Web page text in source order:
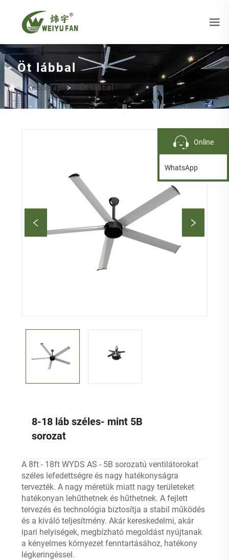
- Öt lábbal
Kezdőlap > Öt lábbal
8-18 láb széles- mint 5B
sorozat
A 8ft - 18ft WYDS AS - 5B sorozatú ventilátorokat
széles lefedettségre és nagy hatékonyságra
tervezték. A nagy méretük miatt nagy területeket
hatékonyan lehűthetnek és hűthetnek. A fejlett
tervezés és technológia biztosítja a stabil működés
és a kiváló teljesítmény. Akár kereskedelmi, akár
ipari helyiségek, megbízható megoldást nyújtanak
a kényelmes környezet fenntartásához, hatékony
légkeringéssel.
Online
WhatsApp